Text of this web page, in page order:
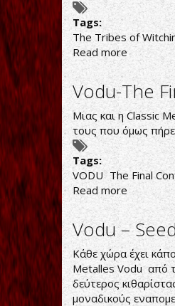
Tags:
The Tribes of
Read moreabout
Tuatha
de
Danann-
The
Tribes
of
Witching
Souls
Vodu-The
Μιας και η Classic
τους που όμως πήρε
Tags:
VODU The Final
Read more about
Vodu-
The
Final
Conflict
Vodu ‎–
Κάθε χώρα έχει
Metalles Vodu από
δεύτερος
μοναδικούς